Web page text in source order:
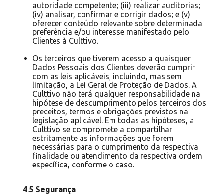
autoridade competente; (iii) realizar auditorias;
(iv) analisar, confirmar e corrigir dados; e (v)
oferecer conteúdo relevante sobre determinada
preferência e/ou interesse manifestado pelo
Clientes à Culttivo.
Os terceiros que tiverem acesso a quaisquer
Dados Pessoais dos Clientes deverão cumprir
com as leis aplicáveis, incluindo, mas sem
limitação, a Lei Geral de Proteção de Dados. A
Culttivo não terá qualquer responsabilidade na
hipótese de descumprimento pelos terceiros dos
preceitos, termos e obrigações previstos na
legislação aplicável. Em todas as hipóteses, a
Culttivo se compromete a compartilhar
estritamente as informações que forem
necessárias para o cumprimento da respectiva
finalidade ou atendimento da respectiva ordem
específica, conforme o caso.
4.5 Segurança